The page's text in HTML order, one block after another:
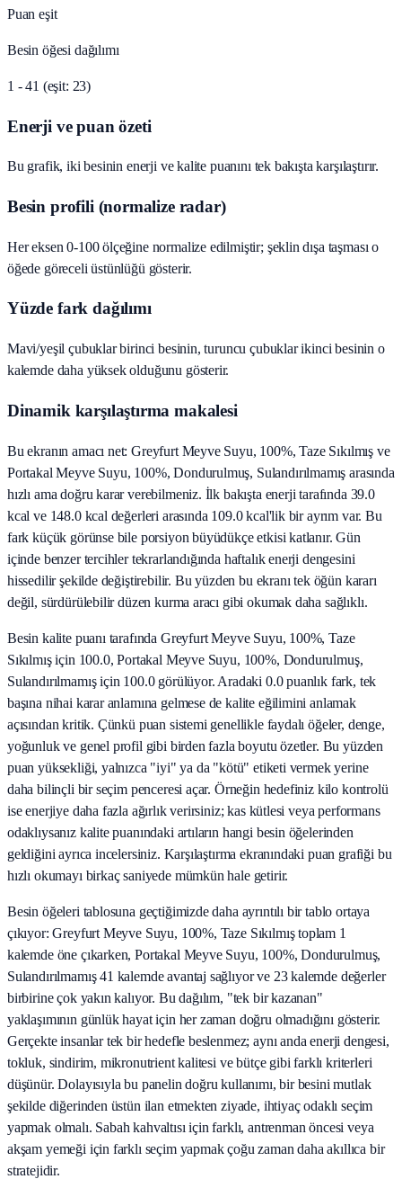
Puan eşit
Besin öğesi dağılımı
1 - 41 (eşit: 23)
Enerji ve puan özeti
Bu grafik, iki besinin enerji ve kalite puanını tek bakışta karşılaştırır.
Besin profili (normalize radar)
Her eksen 0-100 ölçeğine normalize edilmiştir; şeklin dışa taşması o
öğede göreceli üstünlüğü gösterir.
Yüzde fark dağılımı
Mavi/yeşil çubuklar birinci besinin, turuncu çubuklar ikinci besinin o
kalemde daha yüksek olduğunu gösterir.
Dinamik karşılaştırma makalesi
Bu ekranın amacı net: Greyfurt Meyve Suyu, 100%, Taze Sıkılmış ve
Portakal Meyve Suyu, 100%, Dondurulmuş, Sulandırılmamış arasında
hızlı ama doğru karar verebilmeniz. İlk bakışta enerji tarafında 39.0
kcal ve 148.0 kcal değerleri arasında 109.0 kcal'lik bir ayrım var. Bu
fark küçük görünse bile porsiyon büyüdükçe etkisi katlanır. Gün
içinde benzer tercihler tekrarlandığında haftalık enerji dengesini
hissedilir şekilde değiştirebilir. Bu yüzden bu ekranı tek öğün kararı
değil, sürdürülebilir düzen kurma aracı gibi okumak daha sağlıklı.
Besin kalite puanı tarafında Greyfurt Meyve Suyu, 100%, Taze
Sıkılmış için 100.0, Portakal Meyve Suyu, 100%, Dondurulmuş,
Sulandırılmamış için 100.0 görülüyor. Aradaki 0.0 puanlık fark, tek
başına nihai karar anlamına gelmese de kalite eğilimini anlamak
açısından kritik. Çünkü puan sistemi genellikle faydalı öğeler, denge,
yoğunluk ve genel profil gibi birden fazla boyutu özetler. Bu yüzden
puan yüksekliği, yalnızca "iyi" ya da "kötü" etiketi vermek yerine
daha bilinçli bir seçim penceresi açar. Örneğin hedefiniz kilo kontrolü
ise enerjiye daha fazla ağırlık verirsiniz; kas kütlesi veya performans
odaklıysanız kalite puanındaki artıların hangi besin öğelerinden
geldiğini ayrıca incelersiniz. Karşılaştırma ekranındaki puan grafiği bu
hızlı okumayı birkaç saniyede mümkün hale getirir.
Besin öğeleri tablosuna geçtiğimizde daha ayrıntılı bir tablo ortaya
çıkıyor: Greyfurt Meyve Suyu, 100%, Taze Sıkılmış toplam 1
kalemde öne çıkarken, Portakal Meyve Suyu, 100%, Dondurulmuş,
Sulandırılmamış 41 kalemde avantaj sağlıyor ve 23 kalemde değerler
birbirine çok yakın kalıyor. Bu dağılım, "tek bir kazanan"
yaklaşımının günlük hayat için her zaman doğru olmadığını gösterir.
Gerçekte insanlar tek bir hedefle beslenmez; aynı anda enerji dengesi,
tokluk, sindirim, mikronutrient kalitesi ve bütçe gibi farklı kriterleri
düşünür. Dolayısıyla bu panelin doğru kullanımı, bir besini mutlak
şekilde diğerinden üstün ilan etmekten ziyade, ihtiyaç odaklı seçim
yapmak olmalı. Sabah kahvaltısı için farklı, antrenman öncesi veya
akşam yemeği için farklı seçim yapmak çoğu zaman daha akıllıca bir
stratejidir.